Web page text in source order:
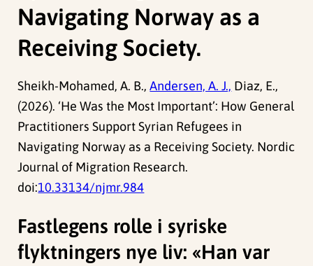
Navigating Norway as a
Receiving Society.
Sheikh-Mohamed, A. B.,Andersen, A. J., Diaz, E.,
(2026). ‘He Was the Most Important’: How General
Practitioners Support Syrian Refugees in
Navigating Norway as a Receiving Society. Nordic
Journal of Migration Research.
doi:10.33134/njmr.984
Fastlegens rolle i syriske
flyktningers nye liv: «Han var